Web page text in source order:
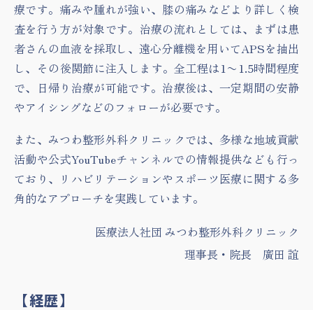
療です。痛みや腫れが強い、膝の痛みなどより詳しく検
査を行う方が対象です。治療の流れとしては、まずは患
者さんの血液を採取し、遠心分離機を用いてAPSを抽出
し、その後関節に注入します。全工程は1〜1.5時間程度
で、日帰り治療が可能です。治療後は、一定期間の安静
やアイシングなどのフォローが必要です。
また、みつわ整形外科クリニックでは、多様な地域貢献
活動や公式YouTubeチャンネルでの情報提供なども行っ
ており、リハビリテーションやスポーツ医療に関する多
角的なアプローチを実践しています。
医療法人社団 みつわ整形外科クリニック
理事長・院長 廣田 誼
【経歴】